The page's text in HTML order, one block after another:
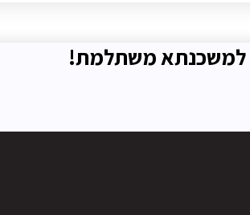
למשכנתא משתלמת!